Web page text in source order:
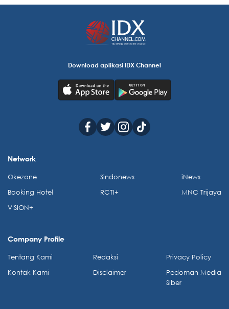
Download aplikasi IDX Channel
Network
Okezone
Booking Hotel
VISION+
Sindonews
RCTI+
iNews
MNC Trijaya
Company Profile
Tentang Kami
Kontak Kami
Redaksi
Disclaimer
Privacy Policy
Pedoman Media
Siber